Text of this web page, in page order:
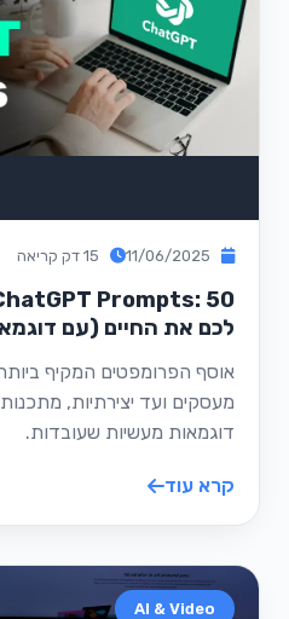
לכם את החיים (עם
מעסקים ועד יצירתיות,
דוגמאות מעשיות שעובדות.
קרא עוד
AI & Video